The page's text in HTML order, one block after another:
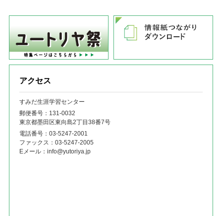
アクセス
すみだ生涯学習センター
郵便番号：131‐0032
東京都墨田区東向島2丁目38番7号
電話番号： 03-5247-2001
ファックス： 03-5247-2005
Eメール： info@yutoriya.jp